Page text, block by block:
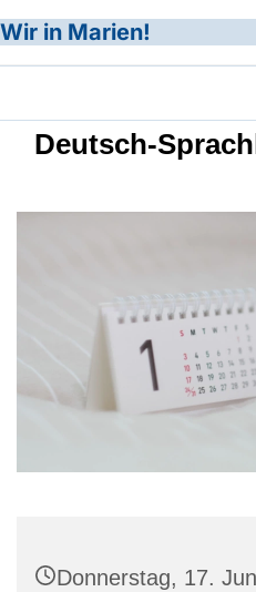
Wir in Marien!
Deutsch-
Donnerstag, 17.